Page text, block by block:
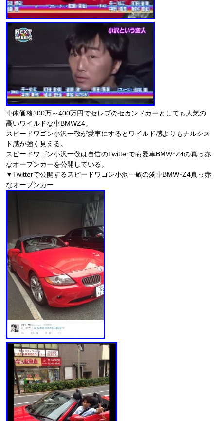
車体価格300万～400万円でセレブのセカンドカーとしても人気の
高いワイルドな車BMWZ4。
スピードワゴン小沢一敬が愛車にするとワイルド感よりもナルシス
ト感が強く見える。
スピードワゴン小沢一敬は自信のTwitterでも愛車BMW･Z4の真っ赤
なオープンカーを公開している。
▼Twitterで公開するスピードワゴン小沢一敬の愛車BMW･Z4真っ赤
なオープンカー